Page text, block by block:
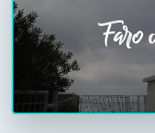
Faro